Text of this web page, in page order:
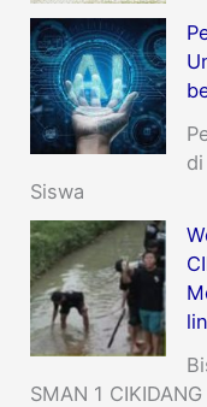
Siswa
SMAN 1